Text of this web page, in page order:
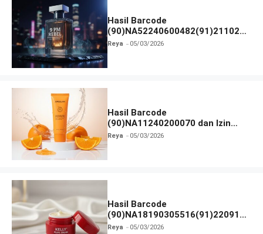
Hasil Barcode
(90)NA52240600482(91)211027
dan Izin BPOM
Reya 05/03/2026
Hasil Barcode
(90)NA11240200070 dan Izin
BPOM
Reya 05/03/2026
Hasil Barcode
(90)NA18190305516(91)220918
dan Izin BPOM
Reya 05/03/2026